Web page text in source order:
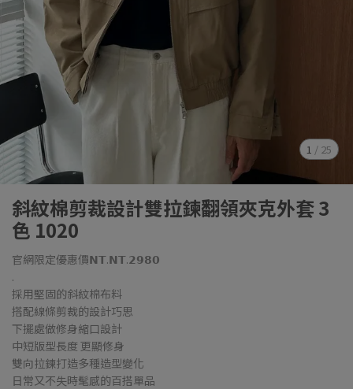
1 / 25
斜紋棉剪裁設計雙拉鍊翻領夾克外套 3
色 1020
官網限定優惠價𝗡𝗧.𝗡𝗧.𝟮𝟵𝟴𝟬
.
採用堅固的斜紋棉布料
搭配線條剪裁的設計巧思
下擺處做修身縮口設計
中短版型長度 更顯修身
雙向拉鍊打造多種造型變化
日常又不失時髦感的百搭單品